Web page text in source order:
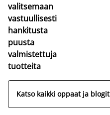
valitsemaan
vastuullisesti
hankitusta
puusta
valmistettuja
tuotteita
Katso kaikki oppaat ja blogit